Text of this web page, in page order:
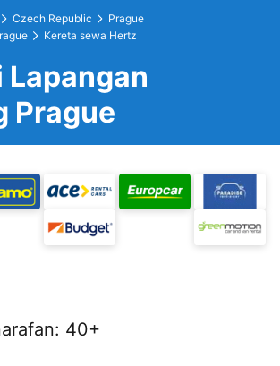
Czech Republic
Prague
Kereta sewa Hertz
Lapangan
Prague
: 40+